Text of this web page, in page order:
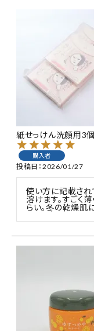
紙せっけん洗顔用3個
購入者
投稿日 2026/01/27
使い方に記載され
溶けます。すごく
らい。冬の乾燥肌